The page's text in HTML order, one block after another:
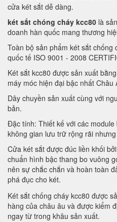
cửa két sắt dễ dàng.
két sắt chóng cháy kcc80 là
doanh hàn quốc mang thương
Toàn bộ sản phẩm két sắt chống
quốc tế ISO 9001 - 2008
Két sắt kcc80 được sản xuất
máy móc hiện đại bậc nhất Châu
Dây chuyền sản xuất cùng với
bản.
Đặc tính: Thiết kế với các
không gian lưu trữ rộng rãi
Cửa két sắt được đúc liền khối
chuẩn hình bậc thang bo vuông
nên sự chắc chắn và hoàn toàn
phá đục cho két.
Két sắt chống cháy kcc80 được
hàng của châu âu và được kiểm
ngay từ trong khâu sản xuất.